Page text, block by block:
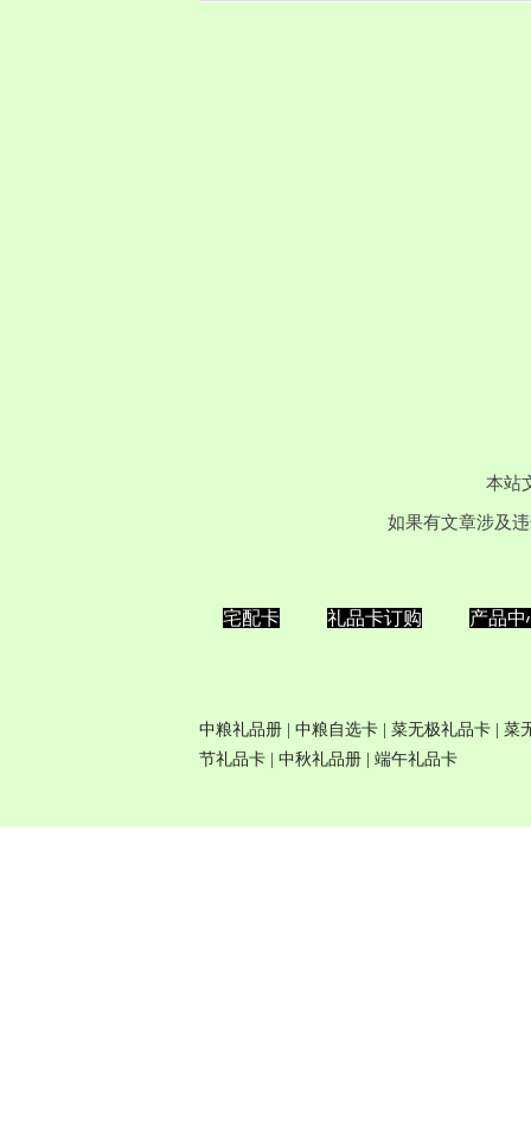
本站
如果有文章涉及
宅配卡 礼品卡订购 产品中
中粮礼品册 中粮自选卡 | 菜无极礼品卡
| 菜
节礼品卡
中秋礼品册 端午礼品卡